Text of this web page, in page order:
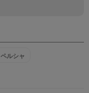
ペルシャ